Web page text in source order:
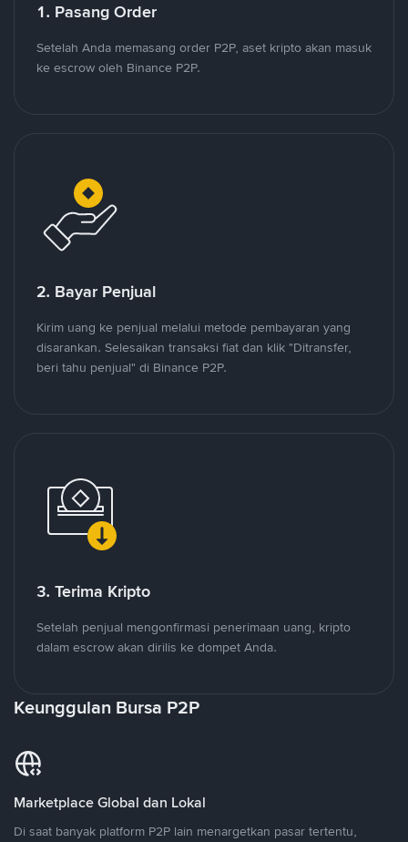
1. Pasang Order
Setelah Anda memasang order P2P, aset kripto akan masuk
ke escrow oleh Binance P2P.
2. Bayar Penjual
Kirim uang ke penjual melalui metode pembayaran yang
disarankan. Selesaikan transaksi fiat dan klik "Ditransfer,
beri tahu penjual" di Binance P2P.
3. Terima Kripto
Setelah penjual mengonfirmasi penerimaan uang, kripto
dalam escrow akan dirilis ke dompet Anda.
Keunggulan Bursa P2P
Marketplace Global dan Lokal
Di saat banyak platform P2P lain menargetkan pasar tertentu,